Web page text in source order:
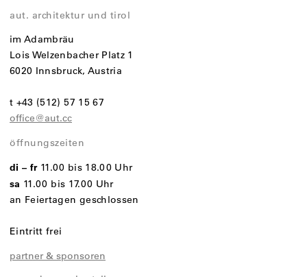
aut. architektur und tirol
im Adambräu
Lois Welzenbacher Platz 1
6020 Innsbruck, Austria
t +43 (512) 57 15 67
office@aut.cc
öffnungszeiten
di – fr 11.00 bis 18.00 Uhr
sa 11.00 bis 17.00 Uhr
an Feiertagen geschlossen
Eintritt frei
partner & sponsoren